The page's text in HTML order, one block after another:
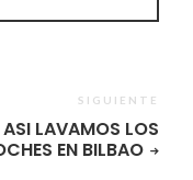
SIGUIENTE
ASI LAVAMOS LOS
EN BILBAO